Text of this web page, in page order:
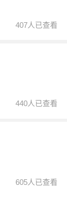
407人已查看
440人已查看
605人已查看